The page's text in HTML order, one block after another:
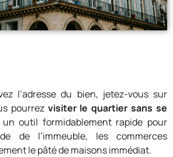
l’adresse du bien, jetez-vous sur
pourrez visiter le quartier sans se
un outil formidablement rapide pour
de l’immeuble, les commerces
le pâté de maisons immédiat.